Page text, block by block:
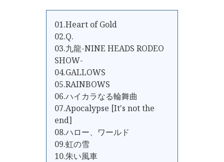
01.Heart of Gold
02.Q.
03.九龍-NINE HEADS RODEO
SHOW-
04.GALLOWS
05.RAINBOWS
06.ハイカラなる輪舞曲
07.Apocalypse [It's not the
end]
08.ハロー、ワールド
09.虹の雪
10.朱い風車